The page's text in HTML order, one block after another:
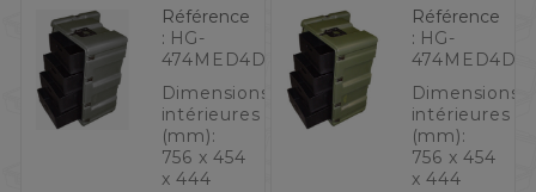
Référence
: HG-
474MED4DRAWERG
Dimensions
intérieures
(mm):
756 x 454
x 444
Référence
: HG-
Dimensions
intérieures
(mm):
756 x 454
x 444